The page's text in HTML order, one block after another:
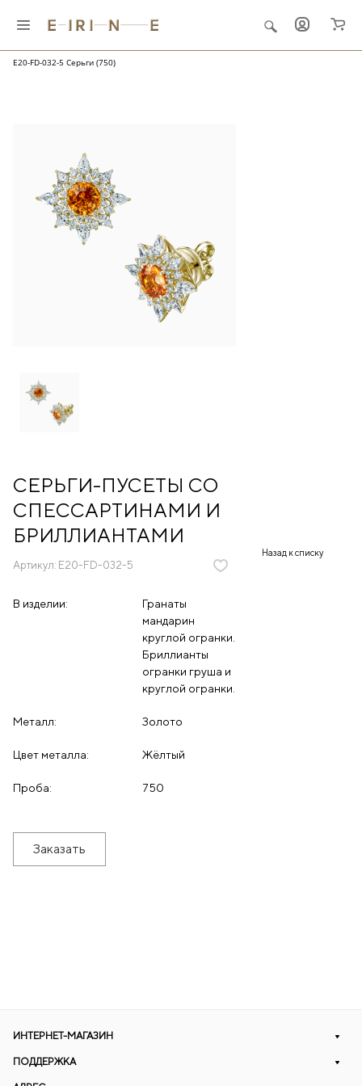
E20-FD-032-5 Серьги (750)
СЕРЬГИ-ПУСЕТЫ СО
СПЕССАРТИНАМИ И
БРИЛЛИАНТАМИ
Артикул: E20-FD-032-5
В изделии:
Гранаты
мандарин
круглой огранки.
Бриллианты
огранки груша и
круглой огранки.
Металл: Золото
Цвет металла: Жёлтый
Проба: 750
Заказать
Назад к списку
ИНТЕРНЕТ-МАГАЗИН
ПОДДЕРЖКА